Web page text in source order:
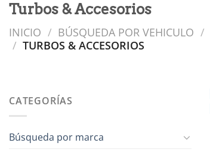
Turbos & Accesorios
INICIO / BÚSQUEDA POR VEHICULO /
/ TURBOS & ACCESORIOS
CATEGORÍAS
Búsqueda por marca